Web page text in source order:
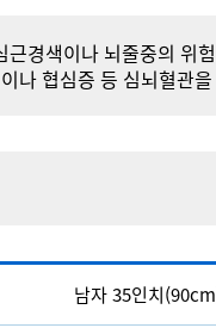
경색이나 뇌줄중의 위
나 협심증 등 심뇌혈관
남자 35인치